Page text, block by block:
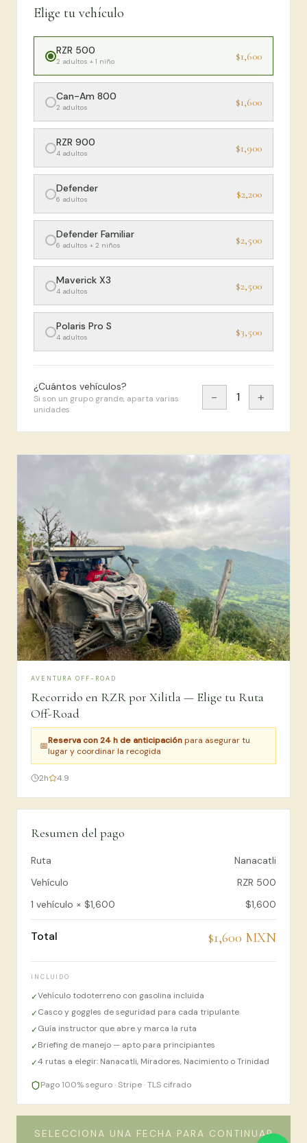
Elige tu vehículo
RZR 500
2 adultos + 1 niño $1,600
Can-Am 800
2 adultos $1,600
RZR 900
4 adultos $1,900
Defender
6 adultos $2,200
Defender Familiar
6 adultos + 2 niños $2,500
Maverick X3
4 adultos $2,500
Polaris Pro S
4 adultos $3,500
¿Cuántos vehículos?
Si son un grupo grande, aparta varias
unidades
− 1 +
AVENTURA OFF-ROAD
Recorrido en RZR por Xilitla — Elige tu Ruta
Off-Road
📅Reserva con 24 h de anticipaciónpara asegurar tu
lugar y coordinar la recogida
2h 4.9
Resumen del pago
Ruta
Nanacatli
Vehículo
RZR 500
1 vehículo × $1,600 $1,600
Total $1,600 MXN
INCLUIDO
✓Vehículo todoterreno con gasolina incluida
✓Casco y goggles de seguridad para cada tripulante
✓Guía instructor que abre y marca la ruta
✓Briefing de manejo — apto para principiantes
✓4 rutas a elegir: Nanacatli, Miradores, Nacimiento o Trinidad
Pago 100% seguro · Stripe · TLS cifrado
SELECCIONA UNA FECHA PARA CONTINUAR